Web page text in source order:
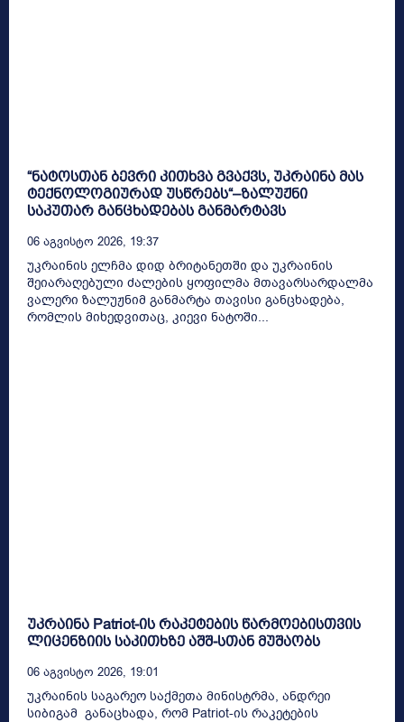
“ნატოსთან ბევრი კითხვა გვაქვს, უკრაინა მას
ტექნოლოგიურად უსწრებს“–ზალუჟნი
საკუთარ განცხადებას განმარტავს
06 Აგვისტო 2026, 19:37
უკრაინის ელჩმა დიდ ბრიტანეთში და უკრაინის
შეიარაღებული ძალების ყოფილმა მთავარსარდალმა
ვალერი ზალუჟნიმ განმარტა თავისი განცხადება,
რომლის მიხედვითაც, კიევი ნატოში...
უკრაინა Patriot-ის რაკეტების წარმოებისთვის
ლიცენზიის საკითხზე აშშ-სთან მუშაობს
06 Აგვისტო 2026, 19:01
უკრაინის საგარეო საქმეთა მინისტრმა, ანდრეი
სიბიგამ განაცხადა, რომ Patriot-ის რაკეტების